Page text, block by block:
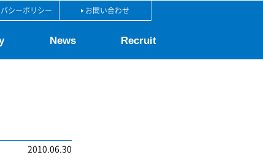
News Recruit
シーポリシー お問い合わせ
2010.06.30